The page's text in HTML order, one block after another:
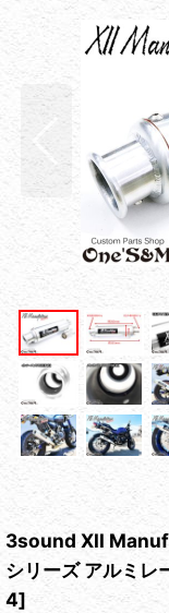
3sound XII
シリーズ アルミレ
4]